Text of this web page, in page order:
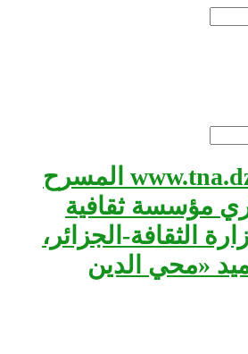
www.tna.dz المسرح
مؤسسة ثقافية
الثقافة-الجزائر،
«محي الدين